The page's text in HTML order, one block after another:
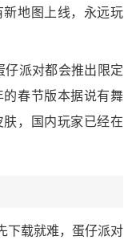
地图上线，永远玩
仔派对都会推出限定
春节版本据说有舞
，国内玩家已经在
下载就难，蛋仔派对